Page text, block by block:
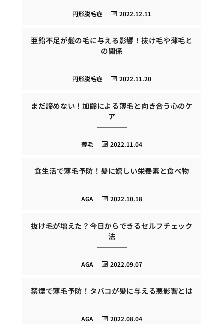
2022.12.11
円形脱毛症
亜鉛不足が髪の毛に与える影響！抜け毛や薄毛と
の関係
2022.11.20
円形脱毛症
まだ諦めない！加齢による薄毛と向き合う心のケ
ア
2022.11.04
薄毛
食生活で薄毛予防！髪に嬉しい栄養素と食べ物
2022.10.18
AGA
抜け毛が増えた？今日からできるセルフチェック
法
2022.09.07
AGA
禁煙で薄毛予防！タバコが髪に与える悪影響とは
2022.08.04
AGA